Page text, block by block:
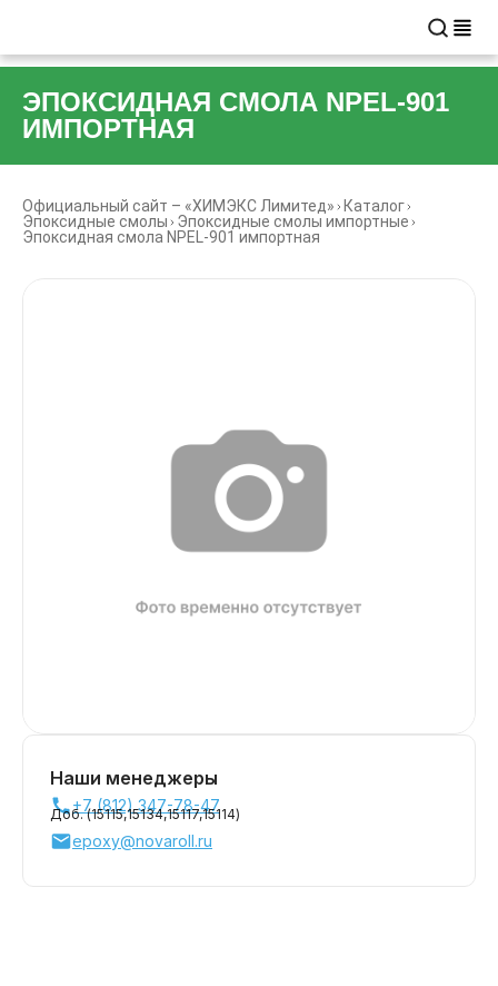
ЭПОКСИДНАЯ СМОЛА NPEL-901
ИМПОРТНАЯ
Официальный сайт – «ХИМЭКС Лимитед»
Каталог
Эпоксидные смолы
Эпоксидные смолы импортные
Эпоксидная смола NPEL-901 импортная
Наши менеджеры
+7 (812) 347-78-47
Доб. (15115,15134,15117,15114)
epoxy@novaroll.ru